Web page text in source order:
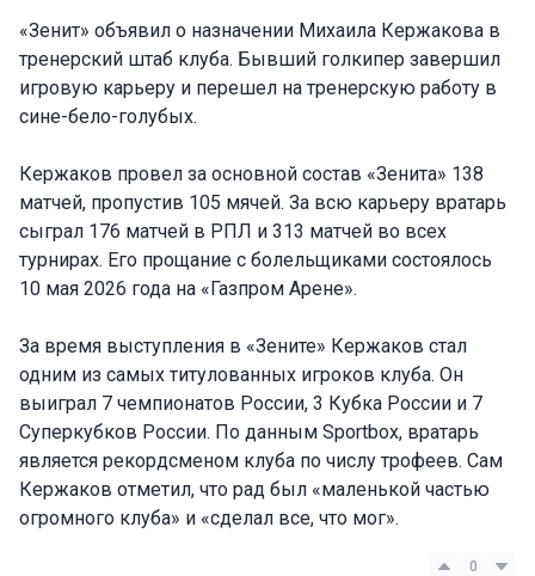
«Зенит» объявил о назначении Михаила Кержакова в
тренерский штаб клуба. Бывший голкипер завершил
игровую карьеру и перешел на тренерскую работу в
сине-бело-голубых.
Кержаков провел за основной состав «Зенита» 138
матчей, пропустив 105 мячей. За всю карьеру вратарь
сыграл 176 матчей в РПЛ и 313 матчей во всех
турнирах. Его прощание с болельщиками состоялось
10 мая 2026 года на «Газпром Арене».
За время выступления в «Зените» Кержаков стал
одним из самых титулованных игроков клуба. Он
выиграл 7 чемпионатов России, 3 Кубка России и 7
Суперкубков России. По данным Sportbox, вратарь
является рекордсменом клуба по числу трофеев. Сам
Кержаков отметил, что рад был «маленькой частью
огромного клуба» и «сделал все, что мог».
0